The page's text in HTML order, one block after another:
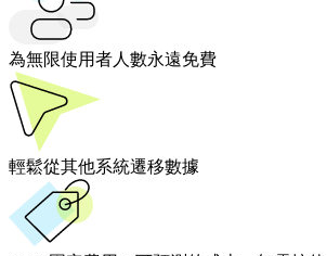
為無限使用者人數永遠免費
輕鬆從其他系統遷移數據